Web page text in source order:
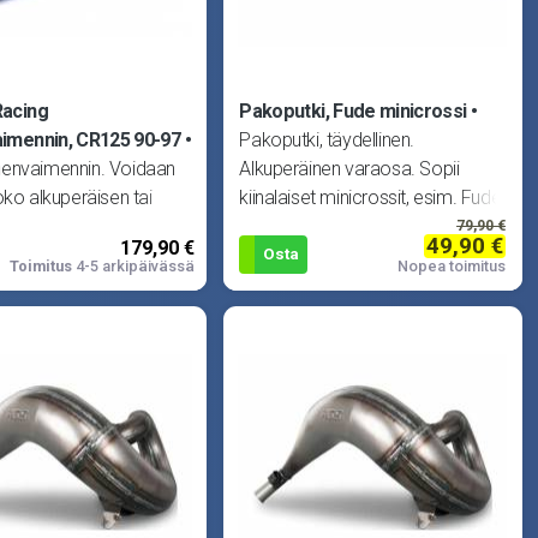
CR125 90-97
Voidaan
alkuperäisen tai
179,90 €
Toimitus4-5 arkipäivässä
Pakoputki, Fude minicrossi
Pakoputki, täydellinen.
Alkuperäinen varaosa. Sopii
kiinalaiset minicrossit, esim. Fude
Osta
79,90 €
49,90 €
Nopea toimitus